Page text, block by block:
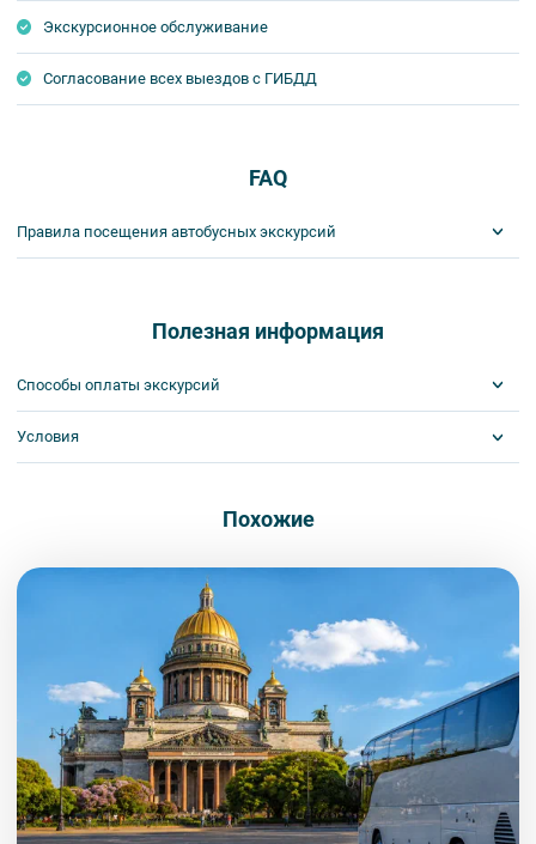
Экскурсионное обслуживание
Согласование всех выездов с ГИБДД
FAQ
Правила посещения автобусных экскурсий
общего объема и качества услуг. Время отъезда на экскурсии
может быть изменено на более раннее или более позднее.
Важнейшим приоритетом в нашей работе является обеспечение
вашей безопасности и комфорта в ходе проведения экскурсий и
соблюдение которых сделает ваш отдых приятным, комфортным
и безопасным.
- употреблять алкоголь,
- перемещаться по салону во время движения автобуса,
- провозить предметы, имеющие резкий запах,
- провозить острые, колющие и режущие предметы,
- мусорить.
2. Пожалуйста, будьте вежливы по отношению друг к другу:
не разговаривайте громко, не мешайте другим пассажирам и, по
возможности, воздержитесь от использования мобильных
устройств во время экскурсии.
3. Перед началом движения экскурсанту необходимо
пристегнуть ремни безопасности и не расстегивать их до полной
Полезная информация
Способы оплаты экскурсий
Условия
Похожие